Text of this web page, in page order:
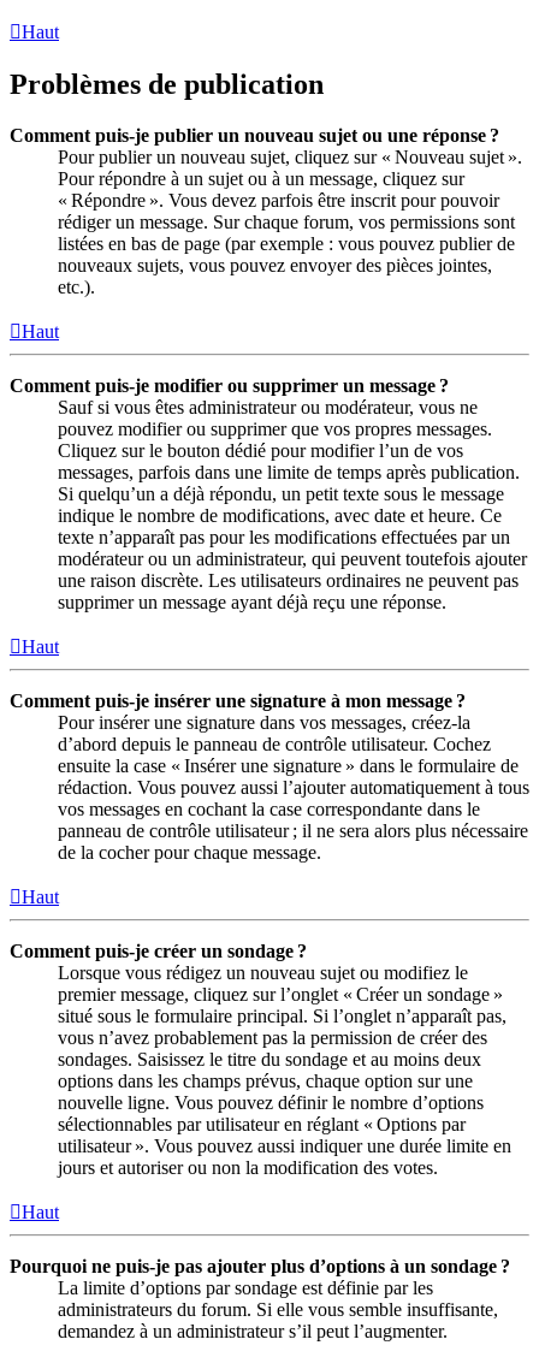
Haut
Problèmes de publication
Comment puis-je publier un nouveau sujet ou une réponse ?
Pour publier un nouveau sujet, cliquez sur « Nouveau sujet ».
Pour répondre à un sujet ou à un message, cliquez sur
« Répondre ». Vous devez parfois être inscrit pour pouvoir
rédiger un message. Sur chaque forum, vos permissions sont
listées en bas de page (par exemple : vous pouvez publier de
nouveaux sujets, vous pouvez envoyer des pièces jointes,
etc.).
Haut
Comment puis-je modifier ou supprimer un message ?
Sauf si vous êtes administrateur ou modérateur, vous ne
pouvez modifier ou supprimer que vos propres messages.
Cliquez sur le bouton dédié pour modifier l’un de vos
messages, parfois dans une limite de temps après publication.
Si quelqu’un a déjà répondu, un petit texte sous le message
indique le nombre de modifications, avec date et heure. Ce
texte n’apparaît pas pour les modifications effectuées par un
modérateur ou un administrateur, qui peuvent toutefois ajouter
une raison discrète. Les utilisateurs ordinaires ne peuvent pas
supprimer un message ayant déjà reçu une réponse.
Haut
Comment puis-je insérer une signature à mon message ?
Pour insérer une signature dans vos messages, créez-la
d’abord depuis le panneau de contrôle utilisateur. Cochez
ensuite la case « Insérer une signature » dans le formulaire de
rédaction. Vous pouvez aussi l’ajouter automatiquement à tous
vos messages en cochant la case correspondante dans le
panneau de contrôle utilisateur ; il ne sera alors plus nécessaire
de la cocher pour chaque message.
Haut
Comment puis-je créer un sondage ?
Lorsque vous rédigez un nouveau sujet ou modifiez le
premier message, cliquez sur l’onglet « Créer un sondage »
situé sous le formulaire principal. Si l’onglet n’apparaît pas,
vous n’avez probablement pas la permission de créer des
sondages. Saisissez le titre du sondage et au moins deux
options dans les champs prévus, chaque option sur une
nouvelle ligne. Vous pouvez définir le nombre d’options
sélectionnables par utilisateur en réglant « Options par
utilisateur ». Vous pouvez aussi indiquer une durée limite en
jours et autoriser ou non la modification des votes.
Haut
Pourquoi ne puis-je pas ajouter plus d’options à un sondage ?
La limite d’options par sondage est définie par les
administrateurs du forum. Si elle vous semble insuffisante,
demandez à un administrateur s’il peut l’augmenter.